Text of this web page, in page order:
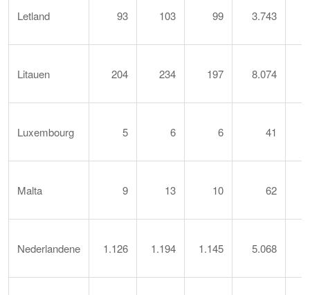
Letland 93 103 99 3.743
Litauen 204 234 197 8.074
Luxembourg 5 6 6 41
Malta 9 13 10 62
Nederlandene 1.126 1.194 1.145 5.068